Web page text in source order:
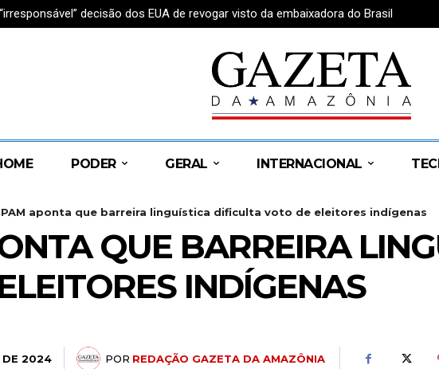
decisão dos EUA de revogar visto da embaixadora do Brasil
PODER GERAL INTERNACIONAL
aponta que barreira linguística dificulta voto de eleitores indígenas
QUE BARREIRA
INDÍGENAS
DE 2024 POR REDAÇÃO GAZETA DA AMAZÔNIA